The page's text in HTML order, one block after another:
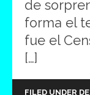
de
forma el
fue el
[…]
FILED UNDER